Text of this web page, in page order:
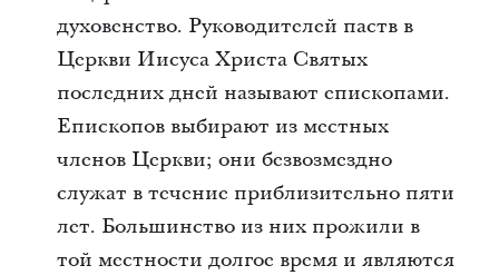
духовенство. Руководителей паств в
Церкви Иисуса Христа Святых
последних дней называют епископами.
Епископов выбирают из местных
членов Церкви; они безвозмездно
служат в течение приблизительно пяти
лет. Большинство из них прожили в
той местности долгое время и являются